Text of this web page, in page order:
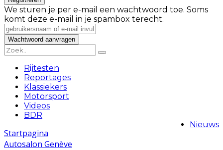
We sturen je per e-mail een wachtwoord toe. Soms
komt deze e-mail in je spambox terecht.
Rijtesten
Reportages
Klassiekers
Motorsport
Videos
BDR
Nieuws
Startpagina
Autosalon Genève